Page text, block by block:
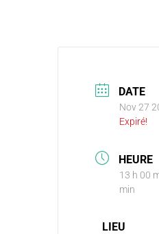
DATE
Nov 27
Expiré!
HEURE
13 h 00
min
LIEU